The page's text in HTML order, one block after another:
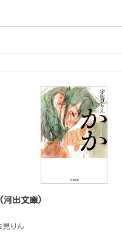
河出文庫)
見りん